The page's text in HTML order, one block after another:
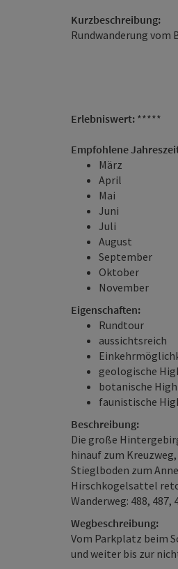
Kurzbeschreibung:
Rundwanderung vom
Erlebniswert: *****
Empfohlene
März
April
Mai
Juni
Juli
August
September
Oktober
November
Eigenschaften:
Rundtour
aussichtsreich
geologische
botanische
faunistische
Beschreibung:
Die große
hinauf zum
Stieglboden zum
Hirschkogelsattel
Wanderweg: 488, 487,
Wegbeschreibung:
Vom Parkplatz beim
und weiter bis zur